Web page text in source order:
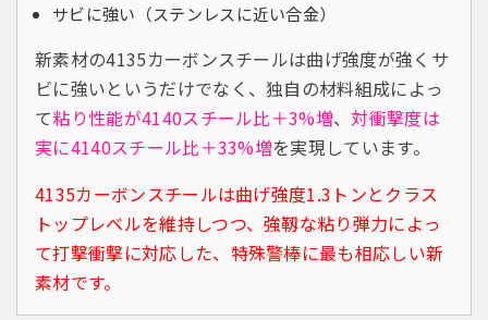
サビに強い（ステンレスに近い合金）
新素材の4135カーボンスチールは曲げ強度が強くサ
ビに強いというだけでなく、独自の材料組成によっ
て粘り性能が4140スチール比＋3%増、対衝撃度は
実に4140スチール比＋33%増を実現しています。
4135カーボンスチールは曲げ強度1.3トンとクラス
トップレベルを維持しつつ、強靱な粘り弾力によっ
て打撃衝撃に対応した、特殊警棒に最も相応しい新
素材です。